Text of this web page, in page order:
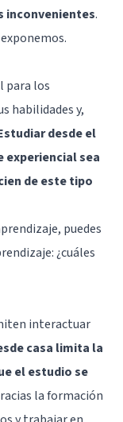
inconvenientes.
para los
habilidades y,
desde el
experiencial sea
de este tipo
puedes
¿cuáles
interactuar
casa limita la
el estudio se
la formación